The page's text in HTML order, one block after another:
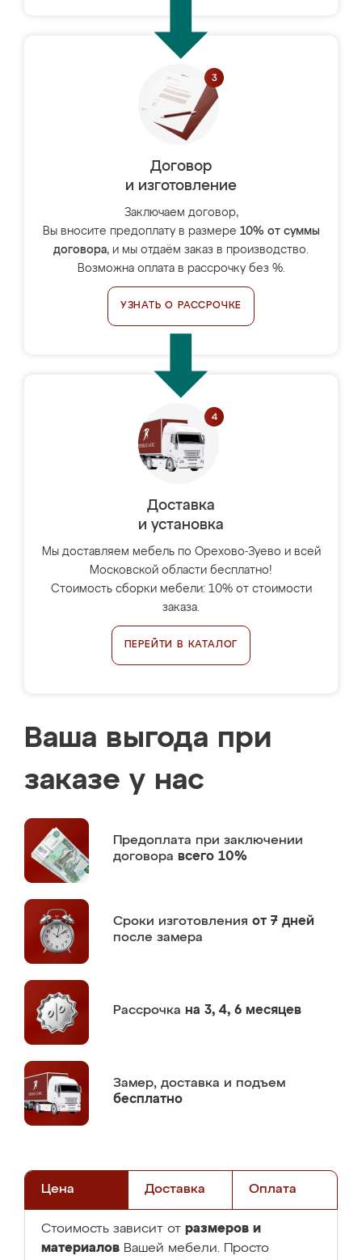
Договор
и изготовление
Заключаем договор,
Вы вносите предоплату в размере 10% от суммы
договора, и мы отдаём заказ в производство.
Возможна оплата в рассрочку без %.
УЗНАТЬ О РАССРОЧКЕ
Доставка
и установка
Мы доставляем мебель по Орехово-Зуево и всей
Московской области бесплатно!
Стоимость сборки мебели: 10% от стоимости
заказа.
ПЕРЕЙТИ В КАТАЛОГ
Ваша выгода при
заказе у нас
Предоплата при заключении
договора всего 10%
Сроки изготовления от 7 дней
после замера
Рассрочка на 3, 4, 6 месяцев
Замер, доставка и подъем
бесплатно
Цена Доставка Оплата
Стоимость зависит от размеров и
материалов Вашей мебели. Просто